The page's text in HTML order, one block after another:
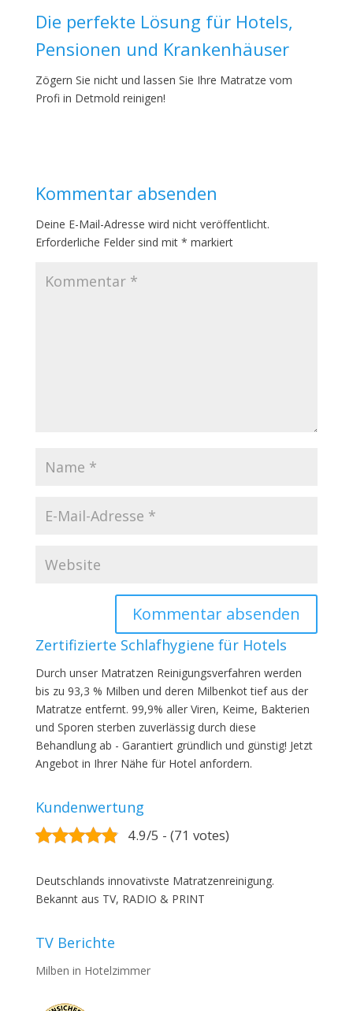
Die perfekte Lösung für Hotels,
Pensionen und Krankenhäuser
Zögern Sie nicht und lassen Sie Ihre Matratze vom
Profi in Detmold reinigen!
Kommentar absenden
Deine E-Mail-Adresse wird nicht veröffentlicht.
Erforderliche Felder sind mit * markiert
Zertifizierte Schlafhygiene für Hotels
Durch unser Matratzen Reinigungsverfahren werden
bis zu 93,3 % Milben und deren Milbenkot tief aus der
Matratze entfernt. 99,9% aller Viren, Keime, Bakterien
und Sporen sterben zuverlässig durch diese
Behandlung ab - Garantiert gründlich und günstig! Jetzt
Angebot in Ihrer Nähe für Hotel anfordern.
Kundenwertung
4.9/5 - (71 votes)
Deutschlands innovativste Matratzenreinigung.
Bekannt aus TV, RADIO & PRINT
TV Berichte
Milben in Hotelzimmer